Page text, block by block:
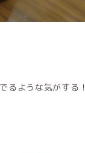
るような気がする！